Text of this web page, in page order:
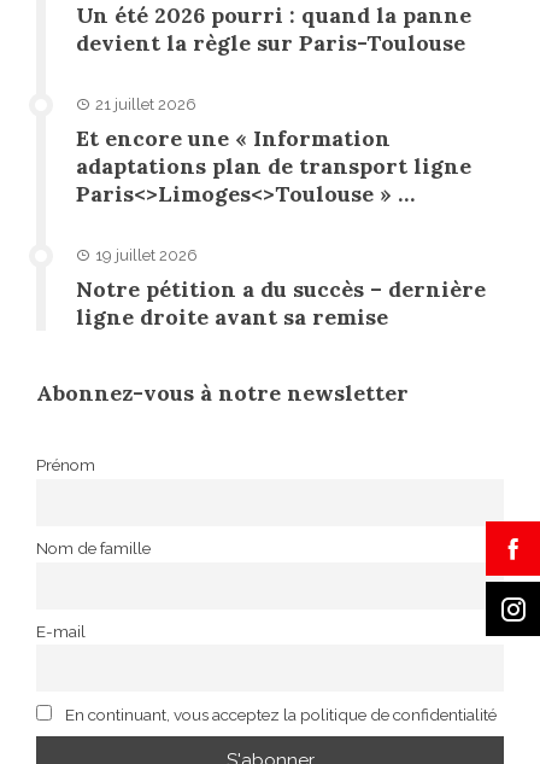
Un été 2026 pourri : quand la panne
devient la règle sur Paris-Toulouse
21 juillet 2026
Et encore une « Information
adaptations plan de transport ligne
Paris<>Limoges<>Toulouse » …
19 juillet 2026
Notre pétition a du succès – dernière
ligne droite avant sa remise
Abonnez-vous à notre newsletter
Prénom
Nom de famille
E-mail
En continuant, vous acceptez la politique de confidentialité